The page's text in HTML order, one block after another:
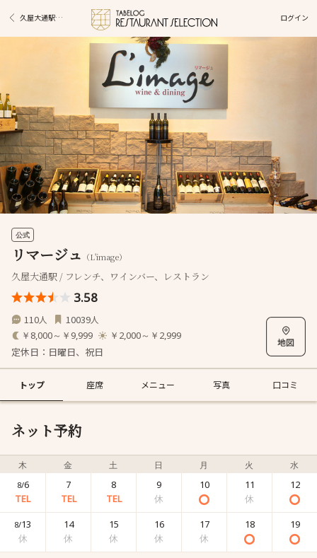
久屋大通駅グルメ ログイン
公式
リマージュ （L'image）
久屋大通駅 / フレンチ、ワインバー、レストラン
3.58
110人 10039人
￥8,000～￥9,999 ￥2,000～￥2,999
定休日：日曜日、祝日
トップ 座席 メニュー 写真 口コミ
ネット予約
木 金 土 日 月 火 水
8/6 7 8 9 10 11 12
8/13 14 15 16 17 18 19